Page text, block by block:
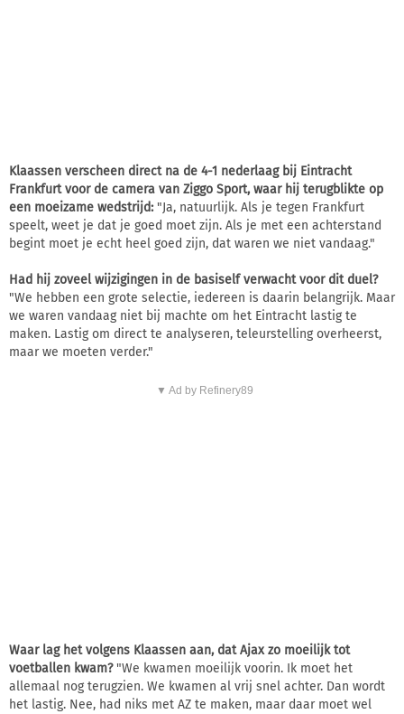
Klaassen verscheen direct na de 4-1 nederlaag bij Eintracht
Frankfurt voor de camera van Ziggo Sport, waar hij terugblikte op
een moeizame wedstrijd:"Ja, natuurlijk. Als je tegen Frankfurt
speelt, weet je dat je goed moet zijn. Als je met een achterstand
begint moet je echt heel goed zijn, dat waren we niet vandaag."
Had hij zoveel wijzigingen in de basiself verwacht voor dit duel?
"We hebben een grote selectie, iedereen is daarin belangrijk. Maar
we waren vandaag niet bij machte om het Eintracht lastig te
maken. Lastig om direct te analyseren, teleurstelling overheerst,
maar we moeten verder."
▼ Ad by Refinery89
Waar lag het volgens Klaassen aan, dat Ajax zo moeilijk tot
voetballen kwam?"We kwamen moeilijk voorin. Ik moet het
allemaal nog terugzien. We kwamen al vrij snel achter. Dan wordt
het lastig. Nee, had niks met AZ te maken, maar daar moet wel